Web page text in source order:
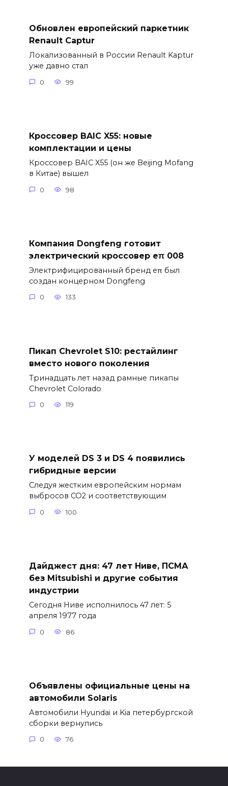
Обновлен европейский паркетник
Renault Captur
Локализованный в России Renault Kaptur
уже давно стал
0 99
Кроссовер BAIC X55: новые
комплектации и цены
Кроссовер BAIC X55 (он же Beijing Mofang
в Китае) вышел
0 98
Компания Dongfeng готовит
электрический кроссовер eπ 008
Электрифицированный бренд eπ был
создан концерном Dongfeng
0 133
Пикап Chevrolet S10: рестайлинг
вместо нового поколения
Тринадцать лет назад рамные пикапы
Chevrolet Colorado
0 119
У моделей DS 3 и DS 4 появились
гибридные версии
Следуя жестким европейским нормам
выбросов CO2 и соответствующим
0 100
Дайджест дня: 47 лет Ниве, ПСМА
без Mitsubishi и другие события
индустрии
Сегодня Ниве исполнилось 47 лет: 5
апреля 1977 года
0 86
Объявлены официальные цены на
автомобили Solaris
Автомобили Hyundai и Kia петербургской
сборки вернулись
0 76